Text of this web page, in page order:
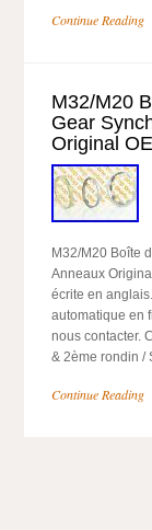
Continue Reading
M32/M20
Gear
Original OE
M32/M20 Boîte
Anneaux
écrite en
automatique en
nous contacter.
& 2ème rondin /
Continue Reading